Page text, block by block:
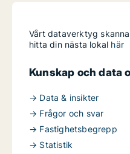
Vårt dataverktyg
hitta din nästa lokal här
Kunskap och data
→ Data & insikter
→ Frågor och svar
→ Fastighetsbegrepp
→ Statistik